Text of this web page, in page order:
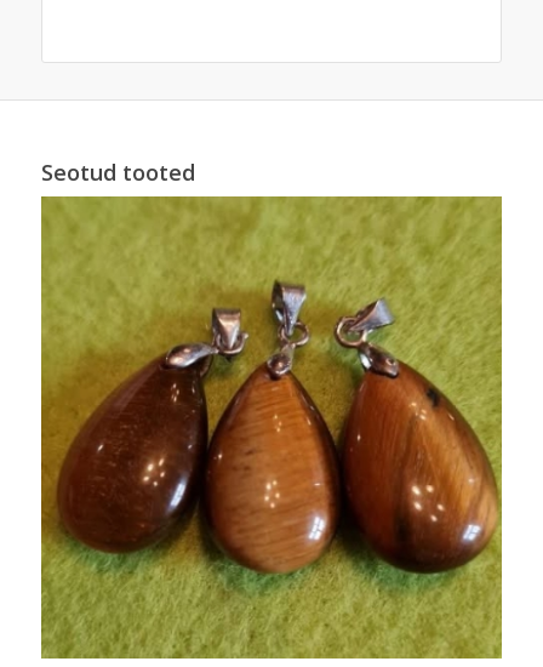
Seotud tooted